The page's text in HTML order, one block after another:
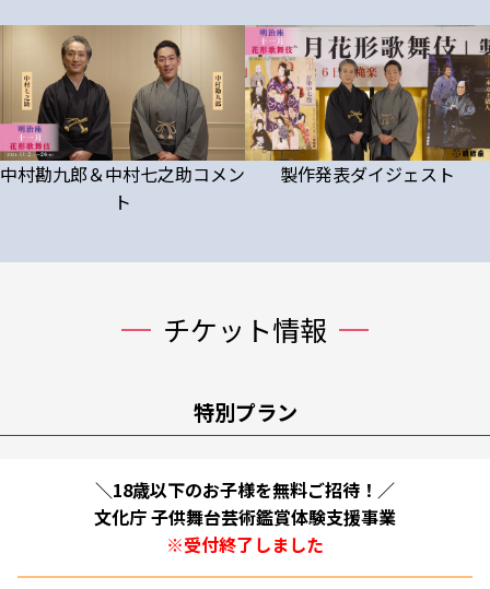
中村勘九郎＆中村七之助コメン
ト
製作発表ダイジェスト
チケット情報
特別プラン
＼18歳以下のお子様を無料ご招待！／
文化庁 子供舞台芸術鑑賞体験支援事業
※受付終了しました